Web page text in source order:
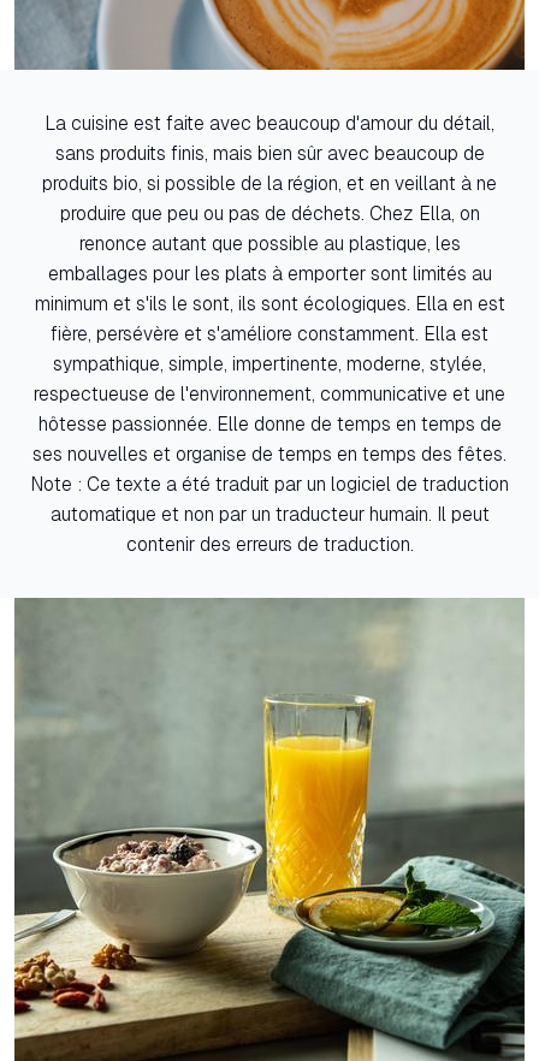
La cuisine est faite avec beaucoup d'amour du détail,
sans produits finis, mais bien sûr avec beaucoup de
produits bio, si possible de la région, et en veillant à ne
produire que peu ou pas de déchets. Chez Ella, on
renonce autant que possible au plastique, les
emballages pour les plats à emporter sont limités au
minimum et s'ils le sont, ils sont écologiques. Ella en est
fière, persévère et s'améliore constamment. Ella est
sympathique, simple, impertinente, moderne, stylée,
respectueuse de l'environnement, communicative et une
hôtesse passionnée. Elle donne de temps en temps de
ses nouvelles et organise de temps en temps des fêtes.
Note : Ce texte a été traduit par un logiciel de traduction
automatique et non par un traducteur humain. Il peut
contenir des erreurs de traduction.